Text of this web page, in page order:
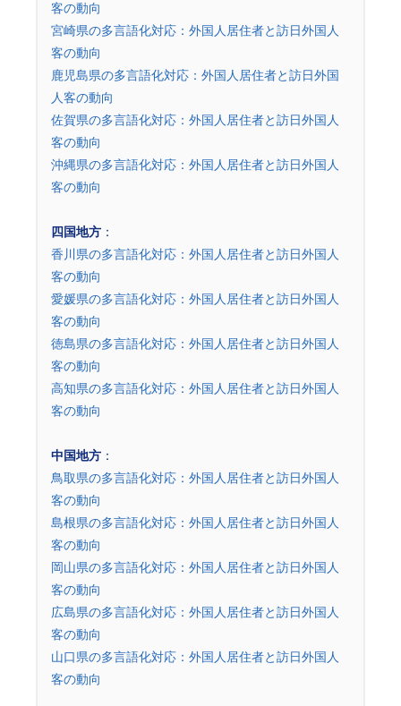
客の動向
宮崎県の多言語化対応：外国人居住者と訪日外国人
客の動向
鹿児島県の多言語化対応：外国人居住者と訪日外国
人客の動向
佐賀県の多言語化対応：外国人居住者と訪日外国人
客の動向
沖縄県の多言語化対応：外国人居住者と訪日外国人
客の動向
四国地方 ：
香川県の多言語化対応：外国人居住者と訪日外国人
客の動向
愛媛県の多言語化対応：外国人居住者と訪日外国人
客の動向
徳島県の多言語化対応：外国人居住者と訪日外国人
客の動向
高知県の多言語化対応：外国人居住者と訪日外国人
客の動向
中国地方 ：
鳥取県の多言語化対応：外国人居住者と訪日外国人
客の動向
島根県の多言語化対応：外国人居住者と訪日外国人
客の動向
岡山県の多言語化対応：外国人居住者と訪日外国人
客の動向
広島県の多言語化対応：外国人居住者と訪日外国人
客の動向
山口県の多言語化対応：外国人居住者と訪日外国人
客の動向